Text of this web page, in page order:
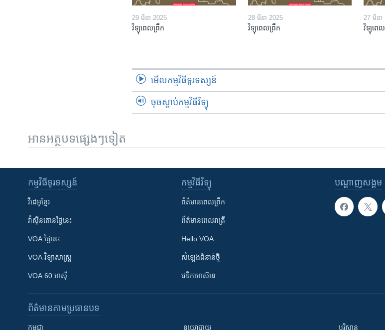
29 មីនា 2025
វិទ្យុពេលព្រឹក
28 មីនា 2025
វិទ្យុពេលព្រឹក
27 មីនា
វិទ្យុពេ
មើល​កម្មវិធី​ទូរទស្សន៍
ចុចស្តាប់កម្មវិធីវិទ្យុ
អានអត្ថបទផ្សេងៗទៀត
បណ្តាញ​សង្គម
កម្មវិធី​ទូរទស្សន៍
វីដេអូ​ខ្មែរ
វ៉ាស៊ីនតោន​ថ្ងៃ​នេះ
VOA ថ្ងៃនេះ
VOA ​វិទ្យាសាស្ត្រ
VOA 60 អាស៊ី
កម្មវិធី​វិទ្យុ
ព័ត៌មាន​ពេល​ព្រឹក
ព័ត៌មាន​​ពេល​រាត្រី
Hello VOA
សំឡេង​ជំនាន់​ថ្មី
វេទិកា​អាស៊ាន
ព័ត៌មាន​តាមប្រធានបទ​
កម្ពុជា នយោបាយ បរិស្ថាន